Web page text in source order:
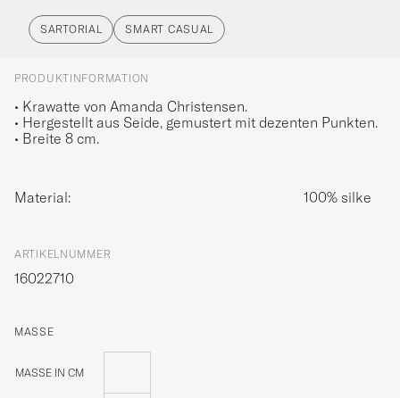
SARTORIAL SMART CASUAL
PRODUKTINFORMATION
• Krawatte von Amanda Christensen.
• Hergestellt aus Seide, gemustert mit dezenten Punkten.
• Breite 8 cm.
Material: 100% silke
ARTIKELNUMMER
16022710
MASSE
MASSE IN CM